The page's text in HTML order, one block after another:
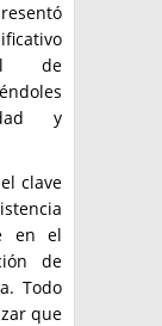
de
y
clave
en el
de
Todo
que